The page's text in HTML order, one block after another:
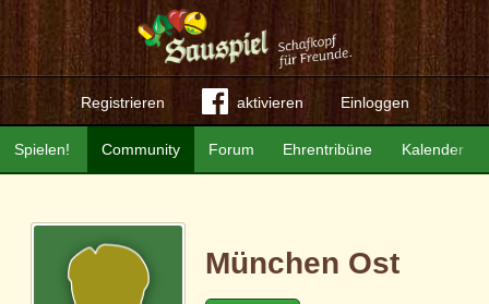
Registrieren aktivieren Einloggen
Community Forum Ehrentribüne Kalender
Spielen!
München Ost